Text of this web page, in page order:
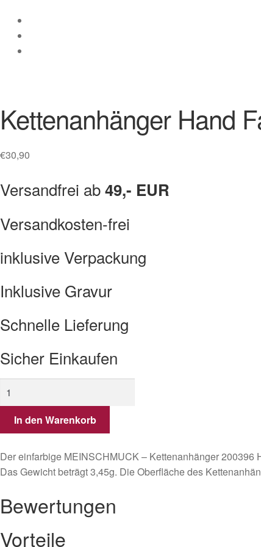
Kettenanhänger Hand
€30,90
Versandfrei ab49,- EUR
Versandkosten-frei
inklusive Verpackung
Inklusive Gravur
Schnelle Lieferung
Sicher Einkaufen
Hand
Fatima
aus
HAMZARA
Menge
In den Warenkorb
Der einfarbige MEINSCHMUCK – Kettenanhänger
Das Gewicht beträgt 3,45g. Die Oberfläche des
Bewertungen
Vorteile